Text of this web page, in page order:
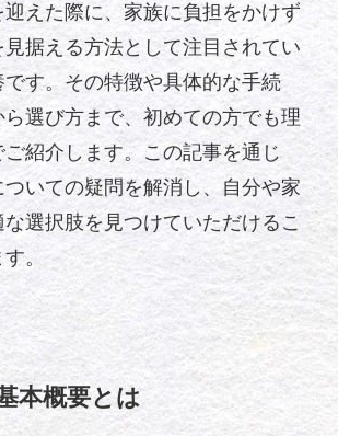
迎えた際に、家族に負担をかけず
据える方法として注目されてい
です。その特徴や具体的な手続
選び方まで、初めての方でも理
紹介します。この記事を通じ
いての疑問を解消し、自分や家
選択肢を見つけていただけるこ
。
本概要とは